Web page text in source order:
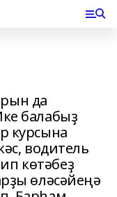
да
балабыҙ
курсына
водитель
көтәбеҙ
өләсәйеңә